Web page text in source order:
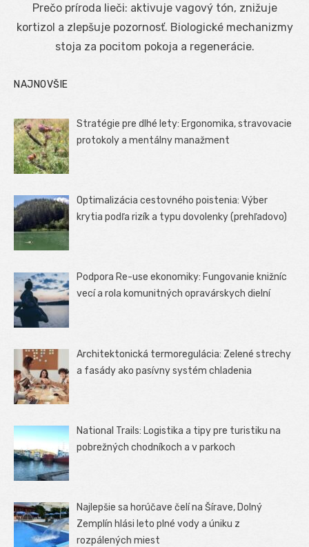
Prečo príroda lieči: aktivuje vagový tón, znižuje
kortizol a zlepšuje pozornosť. Biologické mechanizmy
stoja za pocitom pokoja a regenerácie.
NAJNOVŠIE
Stratégie pre dlhé lety: Ergonomika, stravovacie
protokoly a mentálny manažment
Optimalizácia cestovného poistenia: Výber
krytia podľa rizík a typu dovolenky (prehľadovo)
Podpora Re-use ekonomiky: Fungovanie knižníc
vecí a rola komunitných opravárskych dielní
Architektonická termoregulácia: Zelené strechy
a fasády ako pasívny systém chladenia
National Trails: Logistika a tipy pre turistiku na
pobrežných chodníkoch a v parkoch
Najlepšie sa horúčave čelí na Šírave, Dolný
Zemplín hlási leto plné vody a úniku z
rozpálených miest